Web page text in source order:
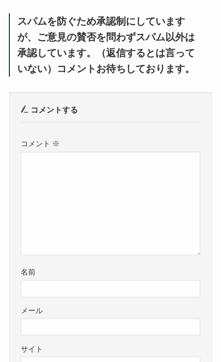
スパムを防ぐため承認制にしています
が、ご意見の賛否を問わずスパム以外は
承認しています。（返信するとは言って
いない）コメントお待ちしております。
コメントする
コメント ※
名前
メール
サイト